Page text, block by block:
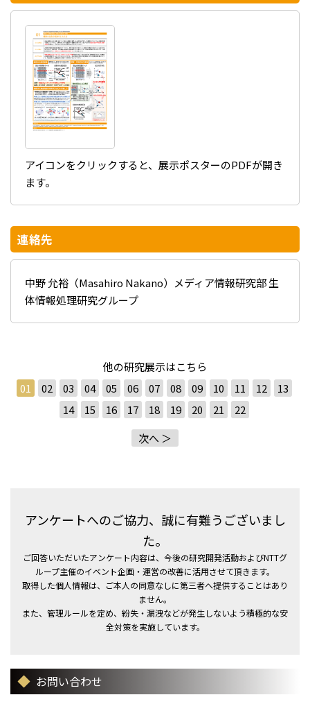
アイコンをクリックすると、展示ポスターのPDFが開き
ます。
連絡先
中野 允裕（Masahiro Nakano）メディア情報研究部 生
体情報処理研究グループ
他の研究展示はこちら
01
02 03 04 05 06 07 08 09 10 11 12
13
14
15 16 17 18 19 20 21
22
次へ ＞
アンケートへのご協力、誠に有難うございまし
た。
ご回答いただいたアンケート内容は、今後の研究開発活動およびNTTグ
ループ主催のイベント企画・運営の改善に活用させて頂きます。
取得した個人情報は、ご本人の同意なしに第三者へ提供することはあり
ません。
また、管理ルールを定め、紛失・漏洩などが発生しないよう積極的な安
全対策を実施しています。
お問い合わせ